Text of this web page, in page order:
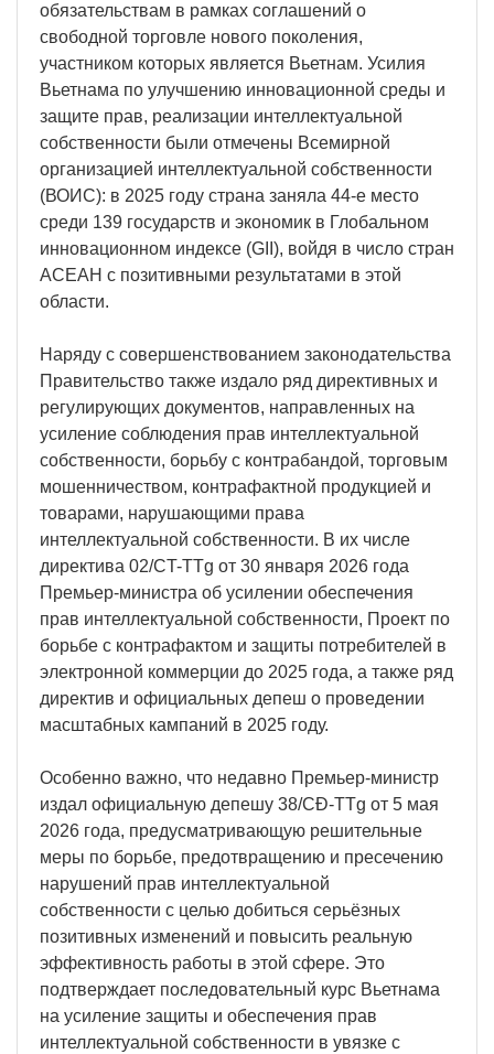
обязательствам в рамках соглашений о
свободной торговле нового поколения,
участником которых является Вьетнам. Усилия
Вьетнама по улучшению инновационной среды и
защите прав, реализации интеллектуальной
собственности были отмечены Всемирной
организацией интеллектуальной собственности
(ВОИС): в 2025 году страна заняла 44-е место
среди 139 государств и экономик в Глобальном
инновационном индексе (GII), войдя в число стран
АСЕАН с позитивными результатами в этой
области.
Наряду с совершенствованием законодательства
Правительство также издало ряд директивных и
регулирующих документов, направленных на
усиление соблюдения прав интеллектуальной
собственности, борьбу с контрабандой, торговым
мошенничеством, контрафактной продукцией и
товарами, нарушающими права
интеллектуальной собственности. В их числе
директива 02/CT-TTg от 30 января 2026 года
Премьер-министра об усилении обеспечения
прав интеллектуальной собственности, Проект по
борьбе с контрафактом и защиты потребителей в
электронной коммерции до 2025 года, а также ряд
директив и официальных депеш о проведении
масштабных кампаний в 2025 году.
Особенно важно, что недавно Премьер-министр
издал официальную депешу 38/CĐ-TTg от 5 мая
2026 года, предусматривающую решительные
меры по борьбе, предотвращению и пресечению
нарушений прав интеллектуальной
собственности с целью добиться серьёзных
позитивных изменений и повысить реальную
эффективность работы в этой сфере. Это
подтверждает последовательный курс Вьетнама
на усиление защиты и обеспечения прав
интеллектуальной собственности в увязке с